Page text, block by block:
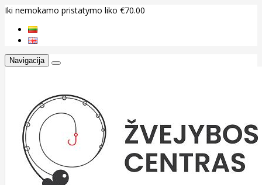
Iki nemokamo pristatymo liko €70.00
Navigacija